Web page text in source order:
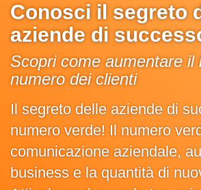
Conosci il segreto
aziende di
Scopri come aumentare il
numero dei clienti
Il segreto delle aziende di
numero verde! Il numero
comunicazione aziendale,
business e la quantità di